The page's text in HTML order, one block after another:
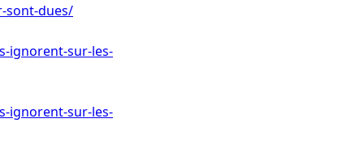
sont-dues/
ignorent-sur-les-
ignorent-sur-les-